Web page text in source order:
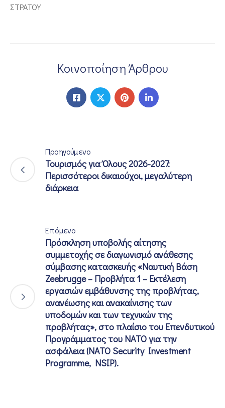
ΣΤΡΑΤΟΥ
Κοινοποίηση Άρθρου
Προηγούμενο
Τουρισμός για Όλους 2026-2027:
Περισσότεροι δικαιούχοι, μεγαλύτερη
διάρκεια
Επόμενο
Πρόσκληση υποβολής αίτησης
συμμετοχής σε διαγωνισμό ανάθεσης
σύμβασης κατασκευής «Ναυτική Βάση
Zeebrugge – Προβλήτα 1 – Εκτέλεση
εργασιών εμβάθυνσης της προβλήτας,
ανανέωσης και ανακαίνισης των
υποδομών και των τεχνικών της
προβλήτας», στο πλαίσιο του Επενδυτικού
Προγράμματος του ΝΑΤΟ για την
ασφάλεια (NATO Security Investment
Programme, NSIP).